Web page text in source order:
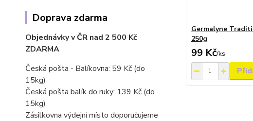
Doprava zdarma
Objednávky v ČR nad 2 500 Kč
ZDARMA
Česká pošta - Balíkovna: 59 Kč (do
15kg)
Česká pošta balík do ruky: 139 Kč (do
15kg)
Zásilkovna výdejní místo doporučujeme
Germalyne
250g
99 Kč/ks